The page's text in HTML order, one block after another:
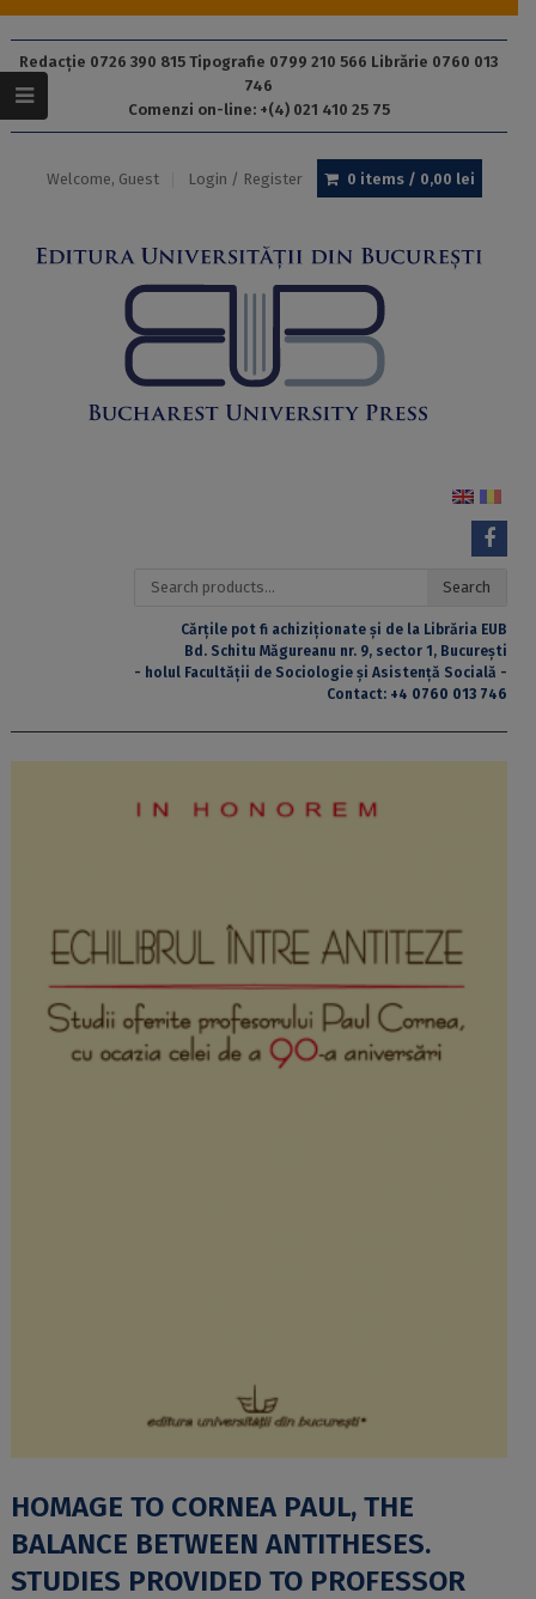
Redacție 0726 390 815 Tipografie 0799 210 566 Librărie 0760 013
746
Comenzi on-line: +(4) 021 410 25 75
Welcome, Guest Login / Register 0 items / 0,00 lei
Search
Search
Cărțile pot fi achiziționate și de la Librăria EUB
Bd. Schitu Măgureanu nr. 9, sector 1, București
- holul Facultății de Sociologie și Asistență Socială -
Contact: +4 0760 013 746
HOMAGE TO CORNEA PAUL, THE
BALANCE BETWEEN ANTITHESES.
STUDIES PROVIDED TO PROFESSOR